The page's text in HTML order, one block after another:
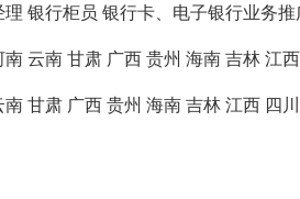
理 银行柜员 银行卡、电子银行业务推
南 云南 甘肃 广西 贵州 海南 吉林 江西
南 甘肃 广西 贵州 海南 吉林 江西 四川